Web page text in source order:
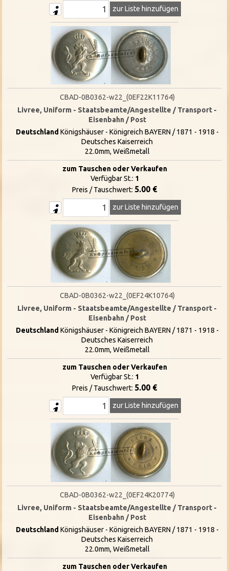
zur Liste hinzufügen
CBAD-0B0362-w22_(0EF22K11764)
Livree, Uniform - Staatsbeamte/Angestellte / Transport -
Eisenbahn / Post
Deutschland Königshäuser - Königreich BAYERN / 1871 - 1918 -
Deutsches Kaiserreich
22.0mm, Weißmetall
zum Tauschen oder Verkaufen
Verfügbar St.: 1
Preis / Tauschwert: 5.00 €
zur Liste hinzufügen
CBAD-0B0362-w22_(0EF24K10764)
Livree, Uniform - Staatsbeamte/Angestellte / Transport -
Eisenbahn / Post
Deutschland Königshäuser - Königreich BAYERN / 1871 - 1918 -
Deutsches Kaiserreich
22.0mm, Weißmetall
zum Tauschen oder Verkaufen
Verfügbar St.: 1
Preis / Tauschwert: 5.00 €
zur Liste hinzufügen
CBAD-0B0362-w22_(0EF24K20774)
Livree, Uniform - Staatsbeamte/Angestellte / Transport -
Eisenbahn / Post
Deutschland Königshäuser - Königreich BAYERN / 1871 - 1918 -
Deutsches Kaiserreich
22.0mm, Weißmetall
zum Tauschen oder Verkaufen